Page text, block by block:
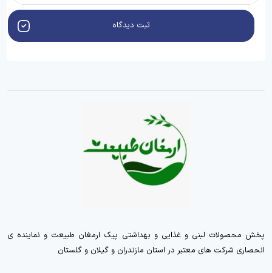
ثبت دیدگاه
پخش محصولات لبنی و غذایی و بهداشتی پیک ارمغان طبیعت و نماینده ی
انحصاری شرکت های معتبر در استان مازندران و گیلان و گلستان